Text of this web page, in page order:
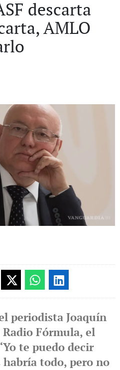
descarta
AMLO
periodista Joaquín
Fórmula, el
te puedo decir
habría todo, pero no